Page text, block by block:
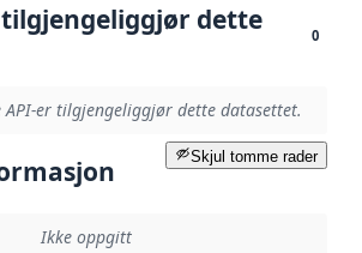
tilgjengeliggjør dette
0
er tilgjengeliggjør dette datasettet.
Skjul tomme rader
Ikke oppgitt